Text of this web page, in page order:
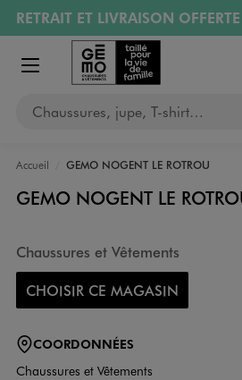
Aller au contenu principal
Aller à la navigation
RETRAIT ET LIVRAISON OFFERTE
Retours OFFERTSpendant 30 jours
PAYEZ EN 3x SANS FRAIS
RÉSERVATION GRATUITE
Afficher le menu
Chaussures, jupe, T-shirt…
Accueil GEMO NOGENT LE ROTROU
GEMO NOGENT LE
Chaussures et Vêtements
CHOISIR CE MAGASIN
COORDONNÉES
Chaussures et Vêtements